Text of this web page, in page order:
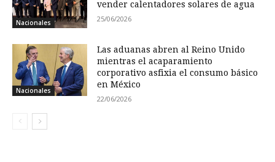
Nacionales
vender calentadores solares de agua
25/06/2026
Nacionales
Las aduanas abren al Reino Unido
mientras el acaparamiento
corporativo asfixia el consumo básico
en México
22/06/2026